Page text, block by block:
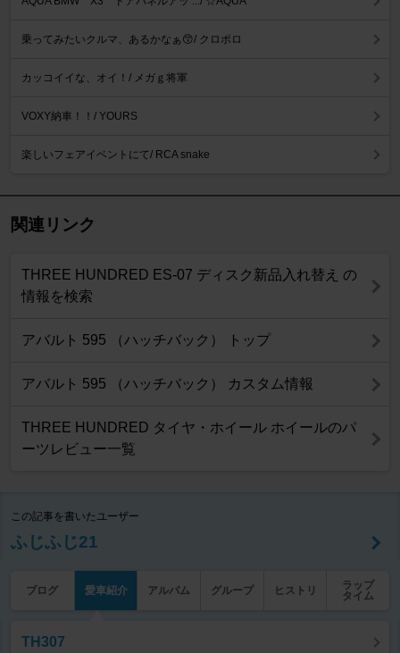
乗ってみたいクルマ、あるかなぁ😙/ クロポロ
カッコイイな、オイ！/ メガｇ将軍
VOXY納車！！/ YOURS
楽しいフェアイベントにて/ RCA snake
関連リンク
THREE HUNDRED ES-07 ディスク新品入れ替え の
情報を検索
アバルト 595 （ハッチバック） トップ
アバルト 595 （ハッチバック） カスタム情報
THREE HUNDRED タイヤ・ホイール ホイールのパ
ーツレビュー一覧
この記事を書いたユーザー
ふじふじ21
ブログ 愛車紹介 アルバム グループ ヒストリ
ラップ
タイム
TH307